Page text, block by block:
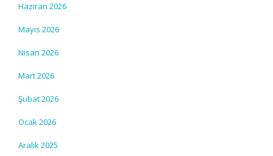
Haziran 2026
Mayıs 2026
Nisan 2026
Mart 2026
Şubat 2026
Ocak 2026
Aralık 2025